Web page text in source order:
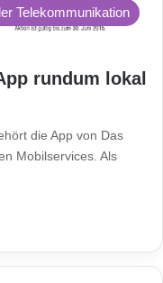
Telekommunikation
rundum lokal
die App von Das
Mobilservices. Als